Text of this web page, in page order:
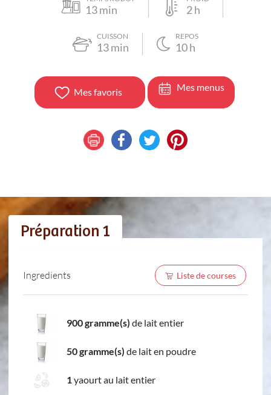
13min 2h
CUISSON
13min
REPOS
10h
Mes favoris Mes menus
Préparation 1
Ingredients Liste de courses
900 gramme(s) de lait entier
50 gramme(s) de lait en poudre
1yaourt au lait entier